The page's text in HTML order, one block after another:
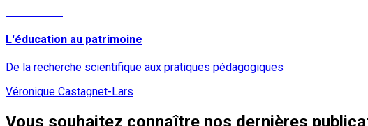
L'éducation au patrimoine
De la recherche scientifique aux pratiques pédagogiques
Véronique Castagnet-Lars
Vous souhaitez connaître nos dernières